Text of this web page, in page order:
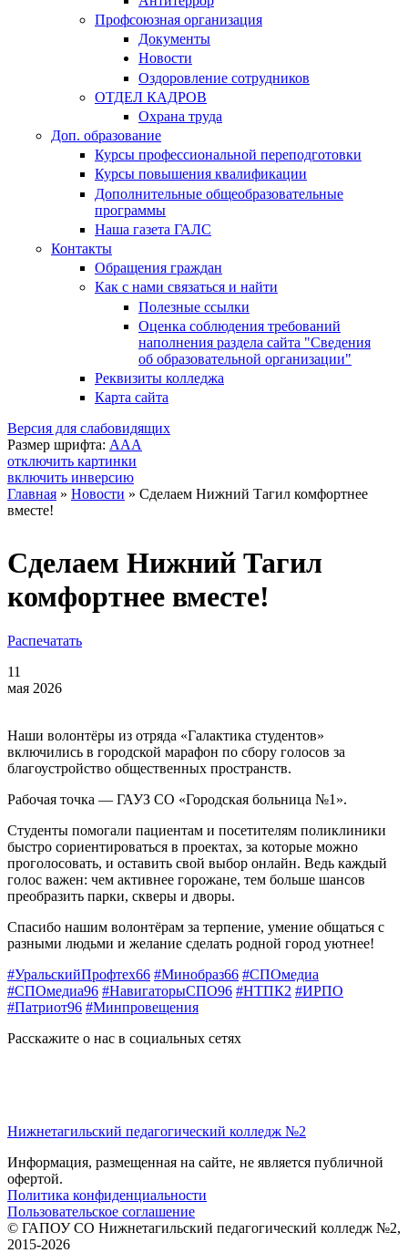
Профсоюзная организация
Документы
Новости
Оздоровление сотрудников
ОТДЕЛ КАДРОВ
Охрана труда
Доп. образование
Курсы профессиональной переподготовки
Курсы повышения квалификации
Дополнительные общеобразовательные
программы
Наша газета ГАЛС
Контакты
Обращения граждан
Как с нами связаться и найти
Полезные ссылки
Оценка соблюдения требований
наполнения раздела сайта "Сведения
об образовательной организации"
Реквизиты колледжа
Карта сайта
Версия для слабовидящих
Размер шрифта: AAA
отключить картинки
включить инверсию
Вы здесь
Главная » Новости » Сделаем Нижний Тагил комфортнее
вместе!
Сделаем Нижний Тагил
комфортнее вместе!
Распечатать
11
мая 2026
Наши волонтёры из отряда «Галактика студентов»
включились в городской марафон по сбору голосов за
благоустройство общественных пространств.
Рабочая точка — ГАУЗ СО «Городская больница №1».
Студенты помогали пациентам и посетителям поликлиники
быстро сориентироваться в проектах, за которые можно
проголосовать, и оставить свой выбор онлайн. Ведь каждый
голос важен: чем активнее горожане, тем больше шансов
преобразить парки, скверы и дворы.
Спасибо нашим волонтёрам за терпение, умение общаться с
разными людьми и желание сделать родной город уютнее!
#УральскийПрофтех66 #Минобраз66 #СПОмедиа
#СПОмедиа96 #НавигаторыСПО96 #НТПК2 #ИРПО
#Патриот96 #Минпровещения
Расскажите о нас в социальных сетях
Нижнетагильский педагогический колледж №2
Информация, размещенная на сайте, не является публичной
офертой.
Политика конфиденциальности
Пользовательское соглашение
© ГАПОУ СО Нижнетагильский педагогический колледж №2,
2015-2026